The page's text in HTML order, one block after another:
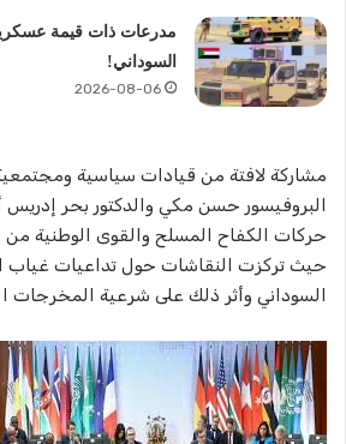
مدرعات ذات قيمة
السوداني!
2026-08-06
مشاركة لافتة من قيادات سياسية ومجتمعية
البروفيسور حسن مكي والدكتور بحر إدريس
حركات الكفاح المسلح والقوى الوطنية
حيث تركزت النقاشات حول تداعيات غياب
السوداني وأثر ذلك على شرعية المخرجات